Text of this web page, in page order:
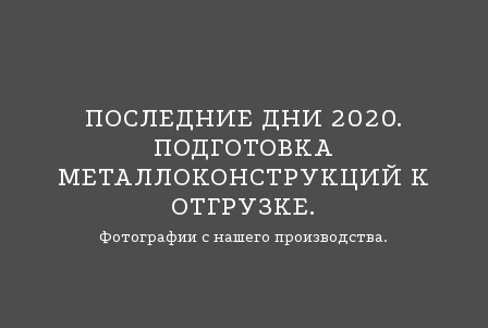
ПОСЛЕДНИЕ ДНИ 2020.
ПОДГОТОВКА
МЕТАЛЛОКОНСТРУКЦИЙ К
ОТГРУЗКЕ.
Фотографии с нашего производства.